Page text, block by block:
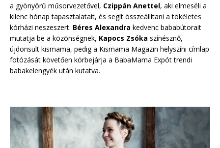
a gyönyörű műsorvezetővel, Czippán Anettel, aki elmeséli a
kilenc hónap tapasztalatait, és segít összeállítani a tökéletes
kórházi neszeszert. Béres Alexandra kedvenc bababútorait
mutatja be a közönségnek, Kapocs Zsóka színésznő,
újdonsült kismama, pedig a Kismama Magazin helyszíni címlap
fotózását követően körbejárja a BabaMama Expót trendi
babakelengyék után kutatva.